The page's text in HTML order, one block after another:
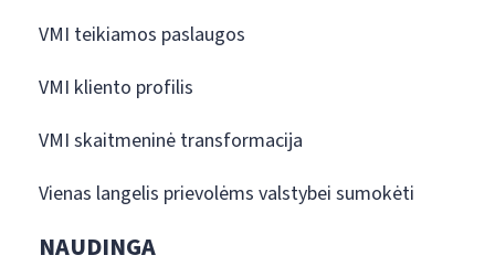
VMI teikiamos paslaugos
VMI kliento profilis
VMI skaitmeninė transformacija
Vienas langelis prievolėms valstybei sumokėti
NAUDINGA